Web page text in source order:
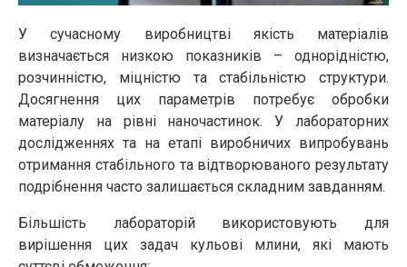
У сучасному виробництві якість матеріалів
визначається низкою показників – однорідністю,
розчинністю, міцністю та стабільністю структури.
Досягнення цих параметрів потребує обробки
матеріалу на рівні наночастинок. У лабораторних
дослідженнях та на етапі виробничих випробувань
отримання стабільного та відтворюваного результату
подрібнення часто залишається складним завданням.
Більшість лабораторій використовують для
вирішення цих задач кульові млини, які мають